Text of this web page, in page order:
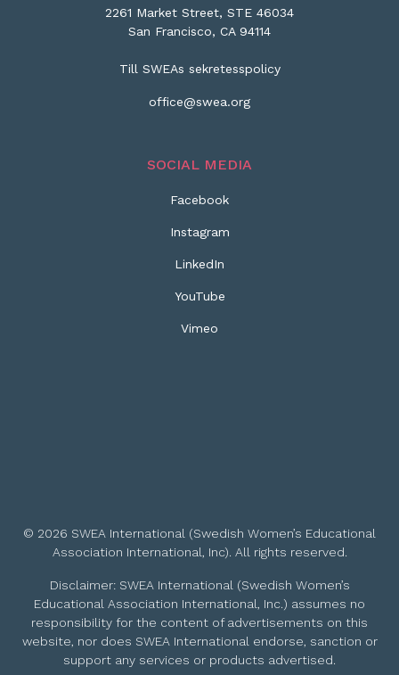
2261 Market Street, STE 46034
San Francisco, CA 94114
Till SWEAs sekretesspolicy
office@swea.org
SOCIAL MEDIA
Facebook
Instagram
LinkedIn
YouTube
Vimeo
© 2026 SWEA International (Swedish Women’s Educational
Association International, Inc). All rights reserved.
Disclaimer: SWEA International (Swedish Women’s
Educational Association International, Inc.) assumes no
responsibility for the content of advertisements on this
website, nor does SWEA International endorse, sanction or
support any services or products advertised.